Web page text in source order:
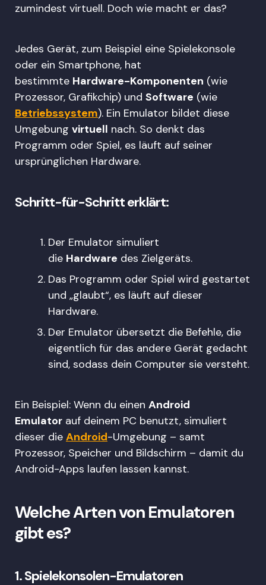
zumindest virtuell. Doch wie macht er das?
Jedes Gerät, zum Beispiel eine Spielekonsole
oder ein Smartphone, hat
bestimmte Hardware-Komponenten (wie
Prozessor, Grafikchip) und Software (wie
Betriebssystem). Ein Emulator bildet diese
Umgebung virtuell nach. So denkt das
Programm oder Spiel, es läuft auf seiner
ursprünglichen Hardware.
Schritt-für-Schritt erklärt:
Der Emulator simuliert
die Hardware des Zielgeräts.
Das Programm oder Spiel wird gestartet
und „glaubt“, es läuft auf dieser
Hardware.
Der Emulator übersetzt die Befehle, die
eigentlich für das andere Gerät gedacht
sind, sodass dein Computer sie versteht.
Ein Beispiel: Wenn du einen Android
Emulator auf deinem PC benutzt, simuliert
dieser die Android-Umgebung – samt
Prozessor, Speicher und Bildschirm – damit du
Android-Apps laufen lassen kannst.
Welche Arten von Emulatoren
gibt es?
1.Spielekonsolen-Emulatoren